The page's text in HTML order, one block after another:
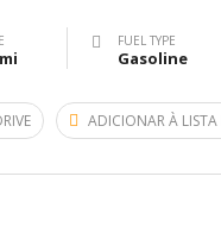
FUEL TYPE
Gasoline
ADICIONAR À